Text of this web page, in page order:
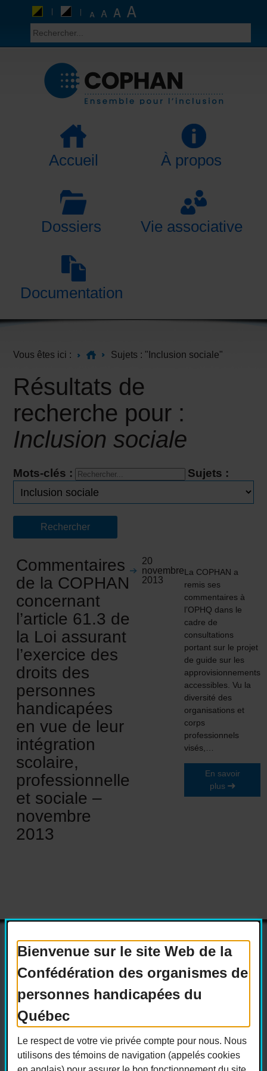
Bienvenue sur le site Web de la
Confédération des organismes de
personnes handicapées du
Québec
Le respect de votre vie privée compte pour nous. Nous
utilisons des témoins de navigation (appelés cookies
Accueil À propos
Dossiers Vie associative
Documentation
Vous êtes ici : Sujets : "Inclusion sociale"
Résultats de
recherche pour :
Inclusion sociale
Mots-clés : Sujets :
Commentaires
de la COPHAN
concernant
l’article 61.3 de
la Loi assurant
l’exercice des
droits des
personnes
handicapées
en vue de leur
intégration
scolaire,
professionnelle
et sociale –
novembre
2013
20
novembre
2013
La COPHAN a
remis ses
commentaires à
l’OPHQ dans le
cadre de
consultations
portant sur le projet
de guide sur les
approvisionnements
accessibles. Vu la
diversité des
organisations et
corps
professionnels
visés,…
En savoir
plus
Actualités
Devenir membre
Nous joindre
Nous recrutons
Guide sur l’accessibilité universelle
FAQ